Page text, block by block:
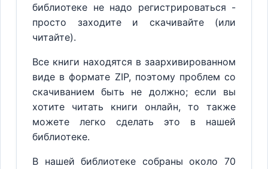
библиотеке не надо регистрироваться -
просто заходите и скачивайте (или
читайте).
Все книги находятся в заархивированном
виде в формате ZIP, поэтому проблем со
скачиванием быть не должно; если вы
хотите читать книги онлайн, то также
можете легко сделать это в нашей
библиотеке.
В нашей библиотеке собраны около 70